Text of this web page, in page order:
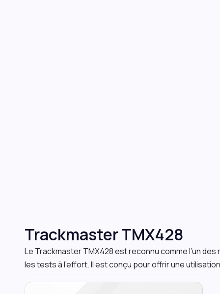
Trackmaster TMX428
Le Trackmaster TMX428est reconnu comme l’un
les tests à l’effort. Il est conçu pour offrir une